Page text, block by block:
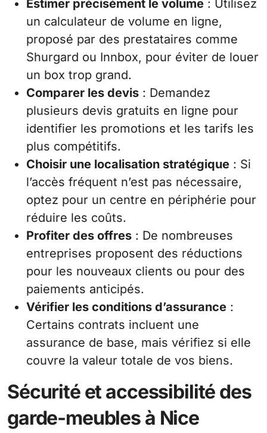
Estimer précisément le volume : Utilisez
un calculateur de volume en ligne,
proposé par des prestataires comme
Shurgard ou Innbox, pour éviter de louer
un box trop grand.
Comparer les devis : Demandez
plusieurs devis gratuits en ligne pour
identifier les promotions et les tarifs les
plus compétitifs.
Choisir une localisation stratégique : Si
l’accès fréquent n’est pas nécessaire,
optez pour un centre en périphérie pour
réduire les coûts.
Profiter des offres : De nombreuses
entreprises proposent des réductions
pour les nouveaux clients ou pour des
paiements anticipés.
Vérifier les conditions d’assurance :
Certains contrats incluent une
assurance de base, mais vérifiez si elle
couvre la valeur totale de vos biens.
Sécurité et accessibilité des
garde-meubles à Nice